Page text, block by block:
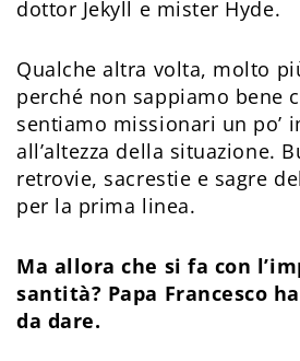
dottor Jekyll e mister Hyde.
Qualche altra volta, molto
perché non sappiamo bene
sentiamo missionari un po’
all’altezza della situazione.
retrovie, sacrestie e sagre
per la prima linea.
Ma allora che si fa con
santità? Papa Francesco
da dare.